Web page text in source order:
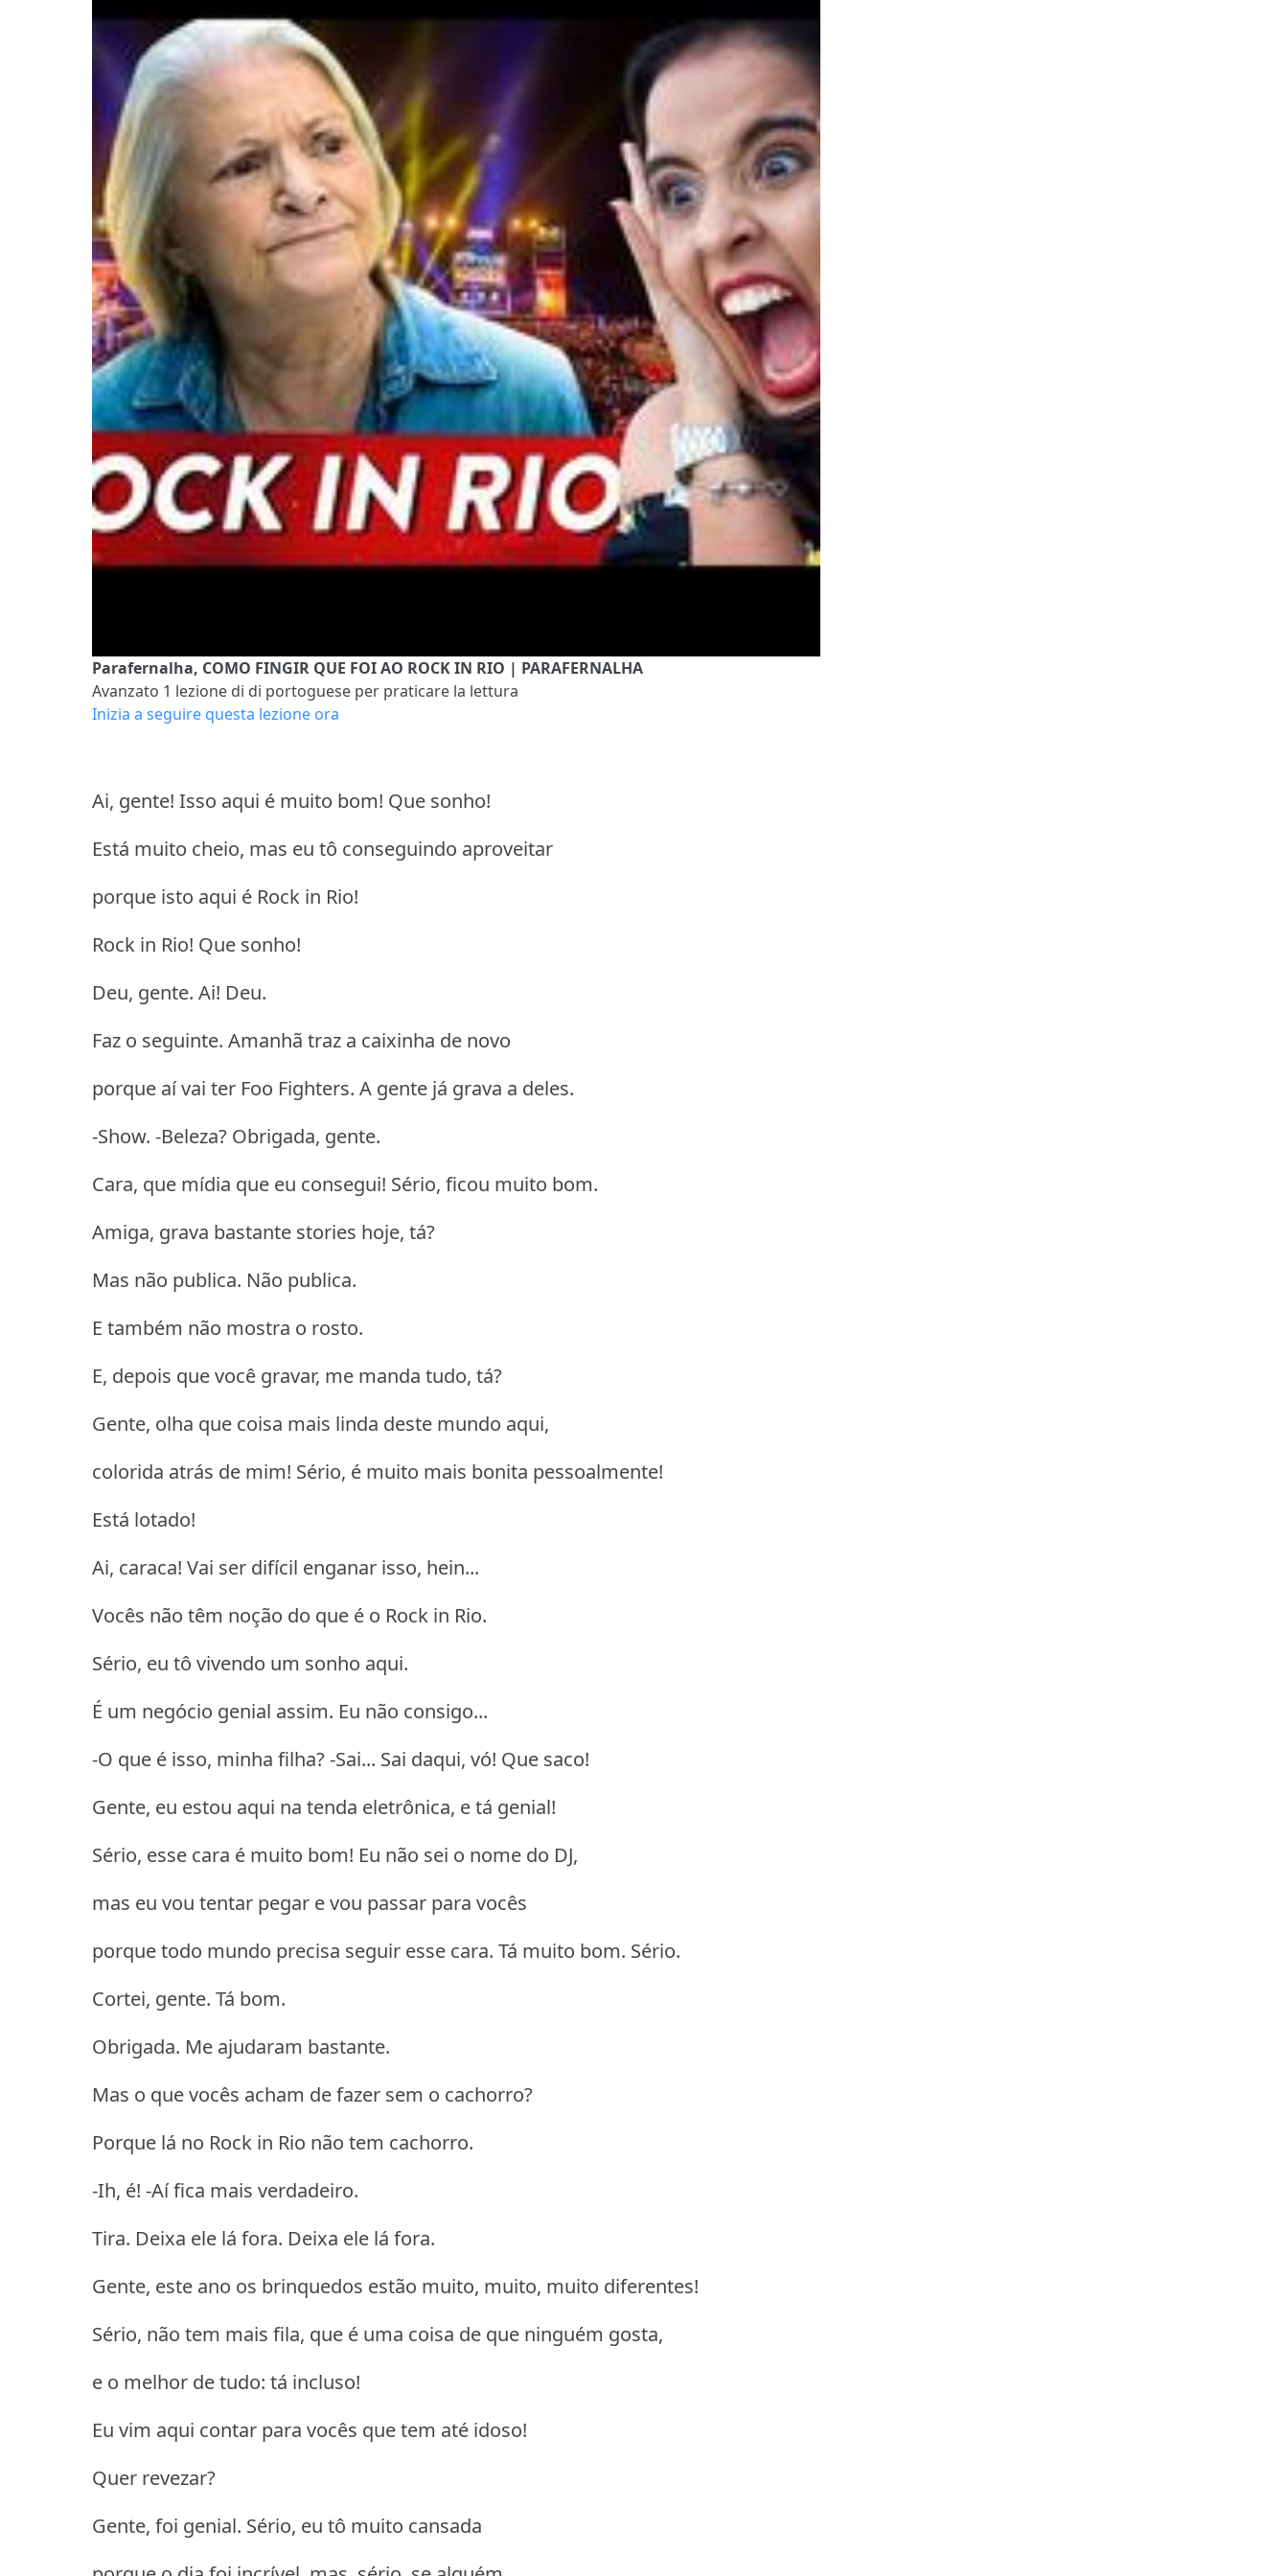
Parafernalha, COMO FINGIR QUE FOI AO ROCK IN RIO | PARAFERNALHA
Avanzato 1 lezione di di portoguese per praticare la lettura
Inizia a seguire questa lezione ora
Ai, gente! Isso aqui é muito bom! Que sonho!
Está muito cheio, mas eu tô conseguindo aproveitar
porque isto aqui é Rock in Rio!
Rock in Rio! Que sonho!
Deu, gente. Ai! Deu.
Faz o seguinte. Amanhã traz a caixinha de novo
porque aí vai ter Foo Fighters. A gente já grava a deles.
-Show. -Beleza? Obrigada, gente.
Cara, que mídia que eu consegui! Sério, ficou muito bom.
Amiga, grava bastante stories hoje, tá?
Mas não publica. Não publica.
E também não mostra o rosto.
E, depois que você gravar, me manda tudo, tá?
Gente, olha que coisa mais linda deste mundo aqui,
colorida atrás de mim! Sério, é muito mais bonita pessoalmente!
Está lotado!
Ai, caraca! Vai ser difícil enganar isso, hein...
Vocês não têm noção do que é o Rock in Rio.
Sério, eu tô vivendo um sonho aqui.
É um negócio genial assim. Eu não consigo...
-O que é isso, minha filha? -Sai... Sai daqui, vó! Que saco!
Gente, eu estou aqui na tenda eletrônica, e tá genial!
Sério, esse cara é muito bom! Eu não sei o nome do DJ,
mas eu vou tentar pegar e vou passar para vocês
porque todo mundo precisa seguir esse cara. Tá muito bom. Sério.
Cortei, gente. Tá bom.
Obrigada. Me ajudaram bastante.
Mas o que vocês acham de fazer sem o cachorro?
Porque lá no Rock in Rio não tem cachorro.
-Ih, é! -Aí fica mais verdadeiro.
Tira. Deixa ele lá fora. Deixa ele lá fora.
Gente, este ano os brinquedos estão muito, muito, muito diferentes!
Sério, não tem mais fila, que é uma coisa de que ninguém gosta,
e o melhor de tudo: tá incluso!
Eu vim aqui contar para vocês que tem até idoso!
Quer revezar?
Gente, foi genial. Sério, eu tô muito cansada